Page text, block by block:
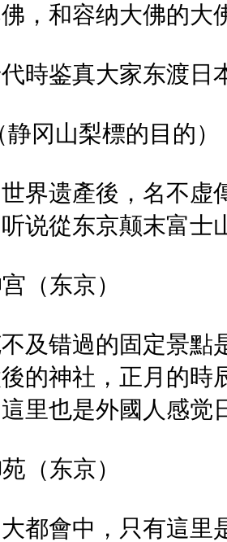
，和容纳大佛的大
時鉴真大家东渡日
冈山梨標的目的）
界遗產後，名不虚
说從东京颠末富士
（东京）
及错過的固定景點
的神社，正月的時
里也是外國人感觉
（东京）
都會中，只有這里